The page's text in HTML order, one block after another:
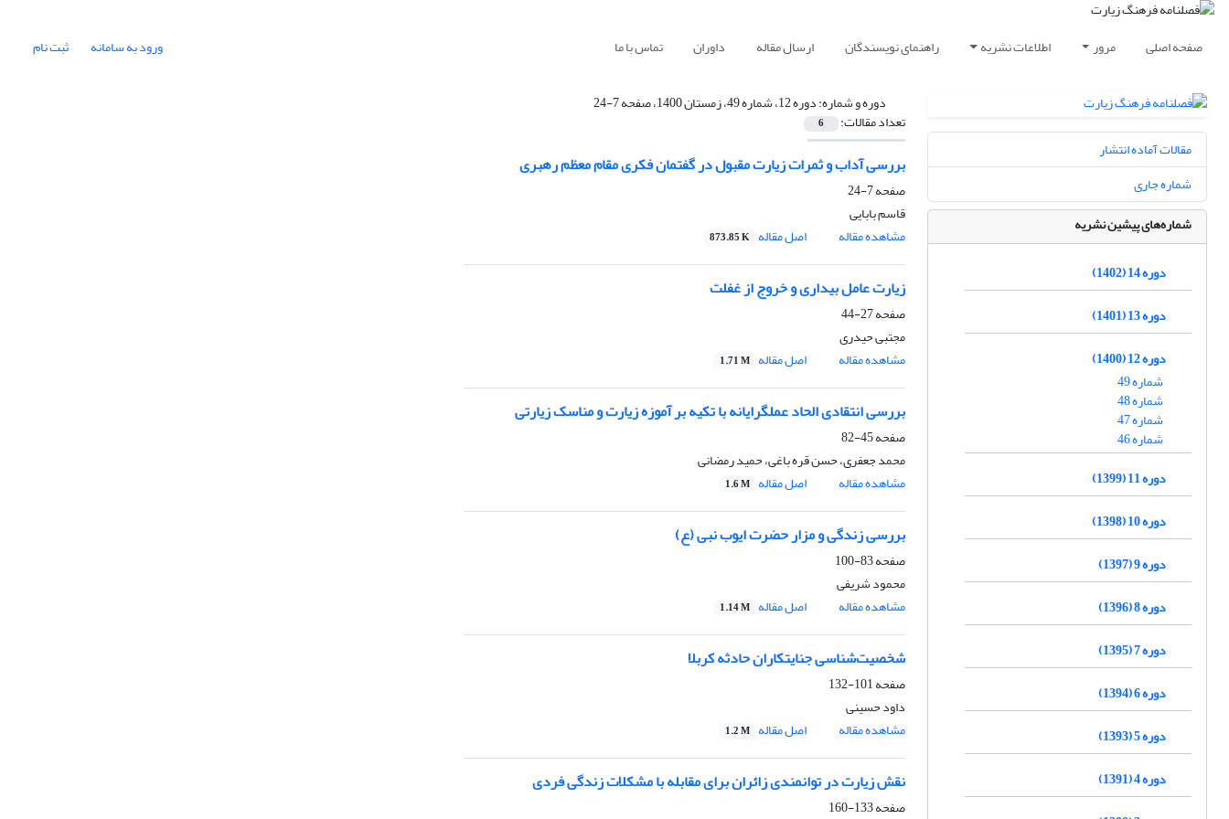
صفحه اصلی مرور اطلاعات نشریه راهنمای نویسندگان ارسال مقاله داوران تماس با ما ورود به سامانه ثبت نام
دوره و شماره:دوره 12، شماره 49، زمستان 1400، صفحه 7-24
تعداد مقالات: 6
بررسی آداب و ثمرات زیارت مقبول در گفتمان فکری مقام معظم رهبری
صفحه7-24
قاسم بابایی
مشاهده مقاله
اصل مقاله 873.85 K
زیارت عامل بیداری و خروج از غفلت
صفحه27-44
مجتبی حیدری
مشاهده مقاله
اصل مقاله 1.71 M
بررسی انتقادی الحاد عملگرایانه با تکیه بر آموزه زیارت و مناسک زیارتی
صفحه45-82
محمد جعفری، حسن قره باغی، حمید رمضانی
مشاهده مقاله
اصل مقاله 1.6 M
بررسی زندگی و مزار حضرت ایوب نبی (ع)
صفحه83-100
محمود شریفی
مشاهده مقاله
اصل مقاله 1.14 M
شخصیت‌شناسی جنایتکاران حادثه کربلا
صفحه101-132
داود حسینی
مشاهده مقاله
اصل مقاله 1.2 M
نقش زیارت در توانمندی زائران برای مقابله با مشکلات زندگی فردی
صفحه133-160
مقالات آماده انتشار
شماره جاری
شماره‌های پیشین نشریه
دوره 14 (1402)
دوره 13 (1401)
دوره 12 (1400)
شماره 49
شماره 48
شماره 47
شماره 46
دوره 11 (1399)
دوره 10 (1398)
دوره 9 (1397)
دوره 8 (1396)
دوره 7 (1395)
دوره 6 (1394)
دوره 5 (1393)
دوره 4 (1391)